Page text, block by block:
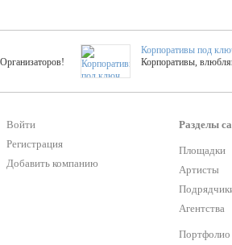
Корпоративы под
Корпоративы,
Гибкие цены!
Более 420 мастер-
Мастер-классы
ТОП 25 активностей!
Войти
Регистрация
Добавить компанию
Разделы
Площадки
Артисты
Агентства
Портфолио